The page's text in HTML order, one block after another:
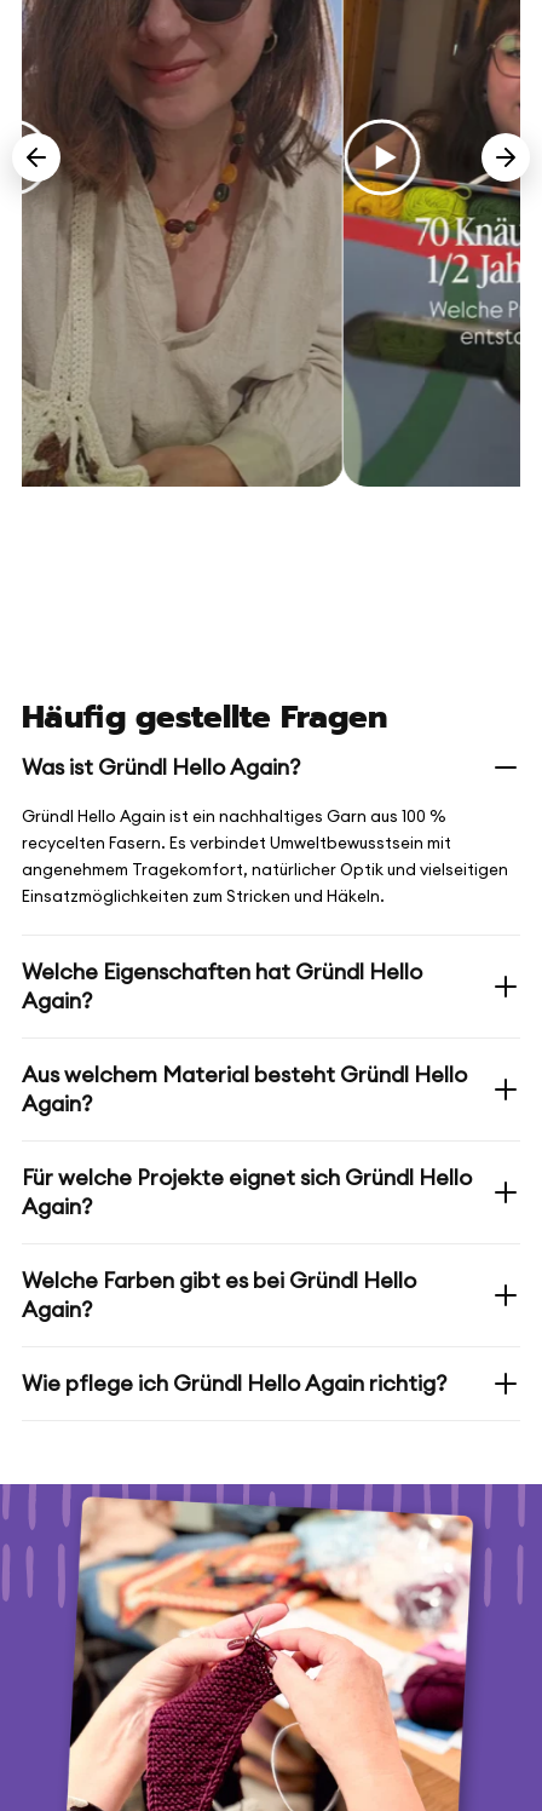
Häufig gestellte Fragen
Was ist Gründl Hello Again?
Gründl Hello Again ist ein nachhaltiges Garn aus 100 %
recycelten Fasern. Es verbindet Umweltbewusstsein mit
angenehmem Tragekomfort, natürlicher Optik und vielseitigen
Einsatzmöglichkeiten zum Stricken und Häkeln.
Welche Eigenschaften hat Gründl Hello
Again?
Aus welchem Material besteht Gründl Hello
Again?
Für welche Projekte eignet sich Gründl Hello
Again?
Welche Farben gibt es bei Gründl Hello
Again?
Wie pflege ich Gründl Hello Again richtig?